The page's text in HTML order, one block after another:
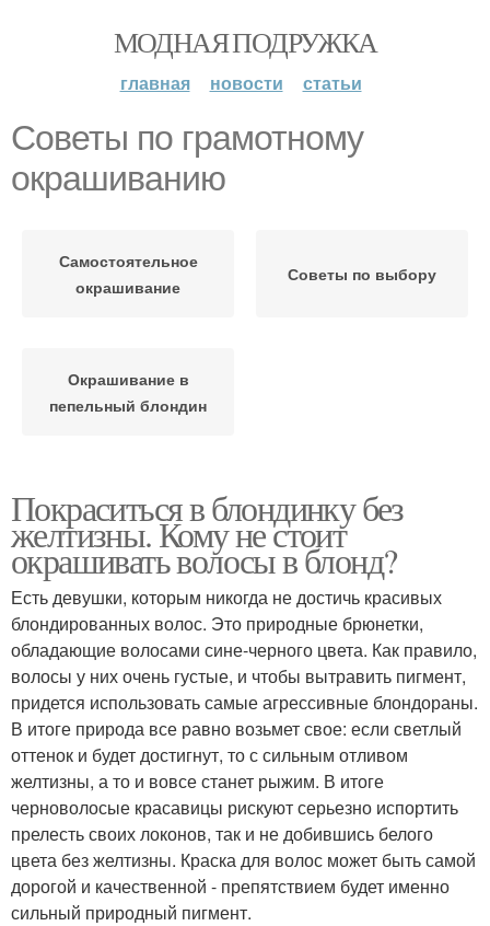
МОДНАЯ ПОДРУЖКА
главная новости статьи
Советы по грамотному
окрашиванию
Самостоятельное
окрашивание
Советы по выбору
Окрашивание в
пепельный блондин
Покраситься в блондинку без
желтизны. Кому не стоит
окрашивать волосы в блонд?
Есть девушки, которым никогда не достичь красивых
блондированных волос. Это природные брюнетки,
обладающие волосами сине-черного цвета. Как правило,
волосы у них очень густые, и чтобы вытравить пигмент,
придется использовать самые агрессивные блондораны.
В итоге природа все равно возьмет свое: если светлый
оттенок и будет достигнут, то с сильным отливом
желтизны, а то и вовсе станет рыжим. В итоге
черноволосые красавицы рискуют серьезно испортить
прелесть своих локонов, так и не добившись белого
цвета без желтизны. Краска для волос может быть самой
дорогой и качественной - препятствием будет именно
сильный природный пигмент.